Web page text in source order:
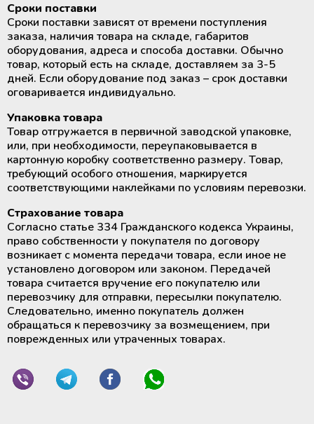
Аппараты для автоматического
взятия крови
Аппараты для облучения крови
Мобильный пункт забора крови
(Донорский автобус)
Сроки поставки
Сроки поставки зависят от времени поступления
заказа, наличия товара на складе, габаритов
оборудования, адреса и способа доставки. Обычно
товар, который есть на складе, доставляем за 3-5
дней. Если оборудование под заказ – срок доставки
оговаривается индивидуально.
Упаковка товара
Товар отгружается в первичной заводской упаковке,
или, при необходимости, переупаковывается в
картонную коробку соответственно размеру. Товар,
требующий особого отношения, маркируется
соответствующими наклейками по условиям перевозки.
Страхование товара
Согласно статье 334 Гражданского кодекса Украины,
право собственности у покупателя по договору
возникает с момента передачи товара, если иное не
установлено договором или законом. Передачей
товара считается вручение его покупателю или
перевозчику для отправки, пересылки покупателю.
Следовательно, именно покупатель должен
обращаться к перевозчику за возмещением, при
поврежденных или утраченных товарах.